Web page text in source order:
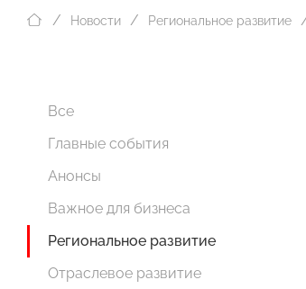
Новости Региональное развитие
Все
Главные события
Анонсы
Важное для бизнеса
Региональное развитие
Отраслевое развитие